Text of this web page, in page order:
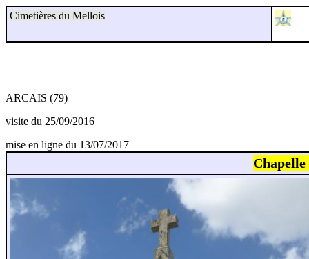
Cimetières du Mellois
ARCAIS (79)
visite du 25/09/2016
mise en ligne du 13/07/2017